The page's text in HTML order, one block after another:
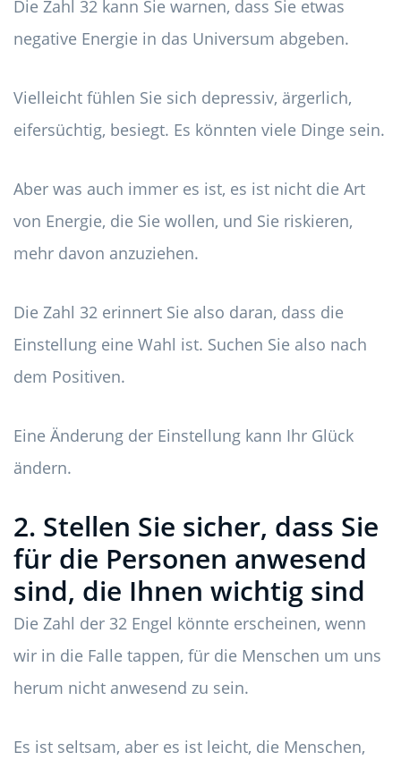
Die Zahl 32 kann Sie warnen, dass Sie etwas
negative Energie in das Universum abgeben.
Vielleicht fühlen Sie sich depressiv, ärgerlich,
eifersüchtig, besiegt. Es könnten viele Dinge sein.
Aber was auch immer es ist, es ist nicht die Art
von Energie, die Sie wollen, und Sie riskieren,
mehr davon anzuziehen.
Die Zahl 32 erinnert Sie also daran, dass die
Einstellung eine Wahl ist. Suchen Sie also nach
dem Positiven.
Eine Änderung der Einstellung kann Ihr Glück
ändern.
2. Stellen Sie sicher, dass Sie
für die Personen anwesend
sind, die Ihnen wichtig sind
Die Zahl der 32 Engel könnte erscheinen, wenn
wir in die Falle tappen, für die Menschen um uns
herum nicht anwesend zu sein.
Es ist seltsam, aber es ist leicht, die Menschen,